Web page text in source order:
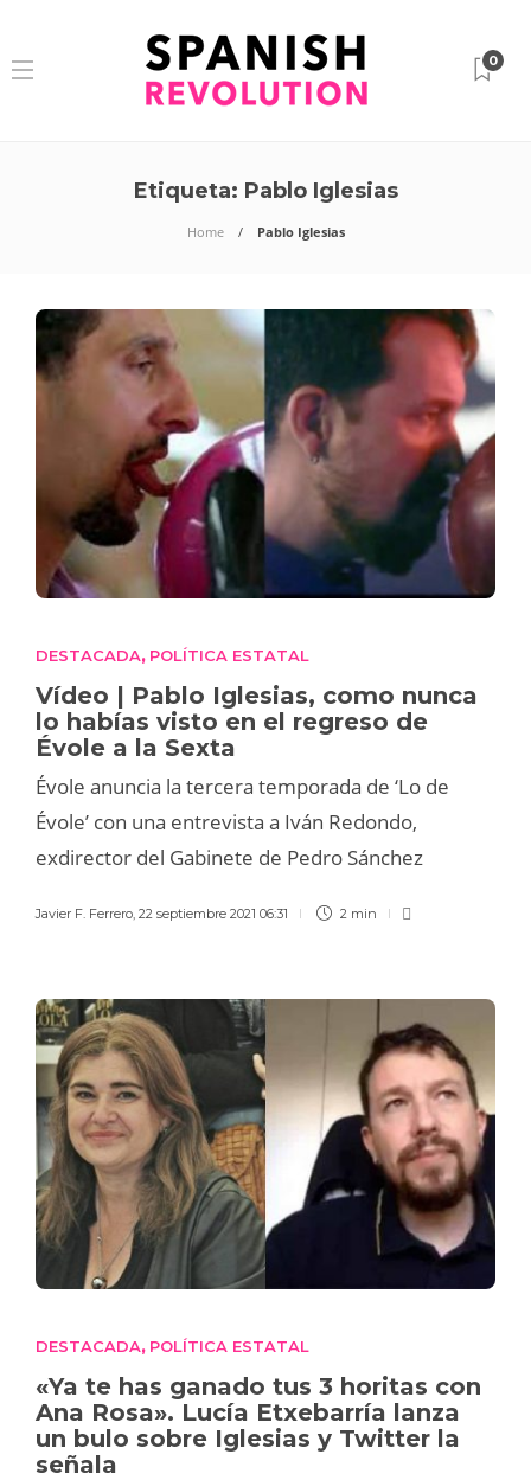
0
Etiqueta: Pablo Iglesias
Home Pablo Iglesias
DESTACADA, POLÍTICA ESTATAL
Vídeo | Pablo Iglesias, como nunca
lo habías visto en el regreso de
Évole a la Sexta
Évole anuncia la tercera temporada de ‘Lo de
Évole’ con una entrevista a Iván Redondo,
exdirector del Gabinete de Pedro Sánchez
Javier F. Ferrero, 22 septiembre 2021 06:31 2 min
DESTACADA, POLÍTICA ESTATAL
«Ya te has ganado tus 3 horitas con
Ana Rosa». Lucía Etxebarría lanza
un bulo sobre Iglesias y Twitter la
señala